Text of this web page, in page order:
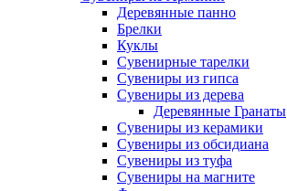
Деревянные панно
Брелки
Куклы
Сувенирные тарелки
Сувениры из гипса
Сувениры из дерева
Деревянные Гранаты
Сувениры из керамики
Сувениры из обсидиана
Сувениры из туфа
Сувениры на магните